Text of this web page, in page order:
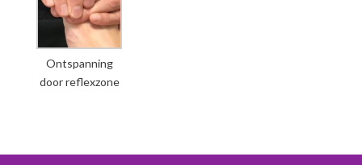
Ontspanning
door reflexzone